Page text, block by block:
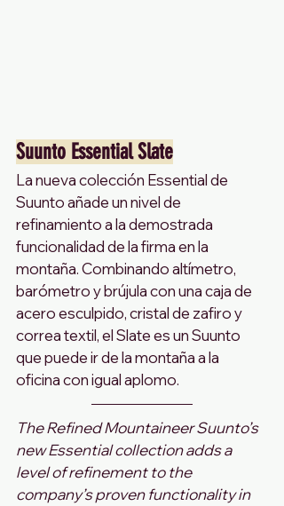
Suunto Essential Slate
La nueva colección Essential de
Suunto añade un nivel de
refinamiento a la demostrada
funcionalidad de la firma en la
montaña. Combinando altímetro,
barómetro y brújula con una caja de
acero esculpido, cristal de zafiro y
correa textil, el Slate es un Suunto
que puede ir de la montaña a la
oficina con igual aplomo.
The Refined Mountaineer Suunto’s
new Essential collection adds a
level of refinement to the
company’s proven functionality in